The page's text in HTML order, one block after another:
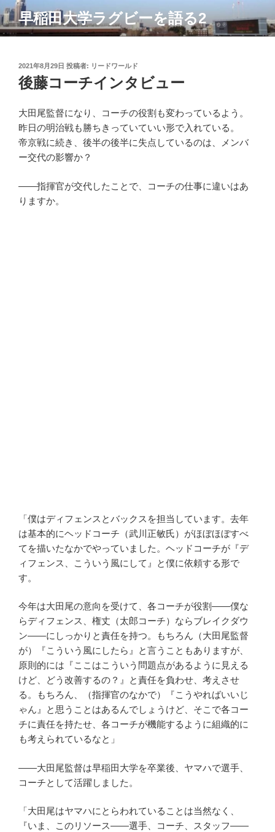
コ
ン
テ
早稲田大学ラグビーを語る2
投
稿
日:
2021年8月29日 投稿者: リードワールド
後藤コーチインタビュー
大田尾監督になり、コーチの役割も変わっているよう。
昨日の明治戦も勝ちきっていていい形で入れている。
帝京戦に続き、後半の後半に失点しているのは、メンバ
ー交代の影響か？
――指揮官が交代したことで、コーチの仕事に違いはあ
りますか。
「僕はディフェンスとバックスを担当しています。去年
は基本的にヘッドコーチ（武川正敏氏）がほぼほぼすべ
てを描いたなかでやっていました。ヘッドコーチが『デ
ィフェンス、こういう風にして』と僕に依頼する形で
す。
今年は大田尾の意向を受けて、各コーチが役割――僕な
らディフェンス、権丈（太郎コーチ）ならブレイクダウ
ン――にしっかりと責任を持つ。もちろん（大田尾監督
が）『こういう風にしたら』と言うこともありますが、
原則的には『ここはこういう問題点があるように見える
けど、どう改善するの？』と責任を負わせ、考えさせ
る。もちろん、（指揮官のなかで）『こうやればいいじ
ゃん』と思うことはあるんでしょうけど、そこで各コー
チに責任を持たせ、各コーチが機能するように組織的に
も考えられているなと」
――大田尾監督は早稲田大学を卒業後、ヤマハで選手、
コーチとして活躍しました。
「大田尾はヤマハにとらわれていることは当然なく、
『いま、このリソース——選手、コーチ、スタッフ——